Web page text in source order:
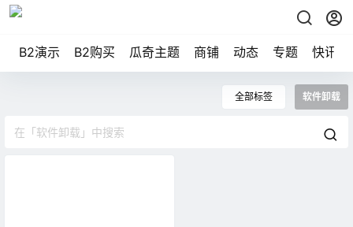
B2演示 B2购买 瓜奇主题 商铺 动态 专题 快讯
全部标签 软件卸载